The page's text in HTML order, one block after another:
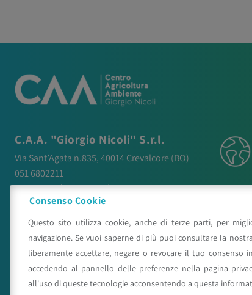
C.A.A. "Giorgio Nicoli" S.r.l.
Via Sant’Agata n.835,40014Crevalcore(BO)
051 6802211
caa@caa.it|pec:caa.srl@pec.it
Orari
Lunedì – Venerdì:9:00 – 18:00
Sabato – Domenica:Chiuso
Consenso Cookie
Questo sito utilizza cookie, anche di terze parti, per
navigazione. Se vuoi saperne di più puoi consultare la nostra
liberamente accettare, negare o revocare il tuo consenso
accedendo al pannello delle preferenze nella pagina
all'uso di queste tecnologie acconsentendo a questa